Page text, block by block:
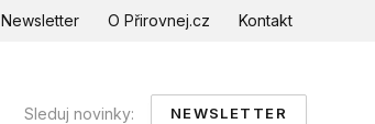
Newsletter O Přirovnej.cz Kontakt
Sleduj novinky: NEWSLETTER